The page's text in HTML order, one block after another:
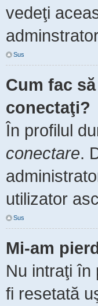
vedeţi
Sus
Cum fac
conectaţi?
În profilul
conectare.
utilizator
Sus
Mi-am
Nu intraţi în
fi resetată